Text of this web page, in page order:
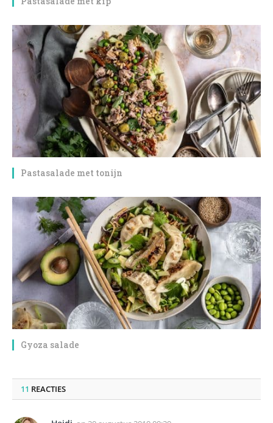
Pastasalade met tonijn
Gyoza salade
11 REACTIES